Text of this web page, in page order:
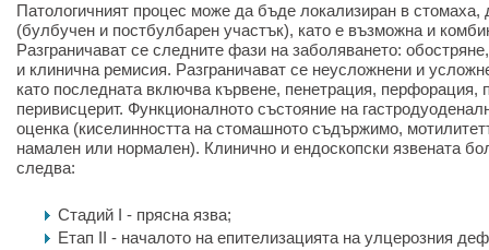
Патологичният процес може да бъде локализиран в стомаха,
(булбучен и постбулбарен участък), като е възможна и
Разграничават се следните фази на заболяването:
и клинична ремисия. Разграничават се неусложнени и
като последната включва кървене, пенетрация, перфорация,
перивисцерит. Функционалното състояние на
оценка (киселинността на стомашното съдържимо,
намален или нормален). Клинично и ендоскопски язвената
следва:
Стадий I - прясна язва;
Етап II - началото на епителизацията на улцерозния